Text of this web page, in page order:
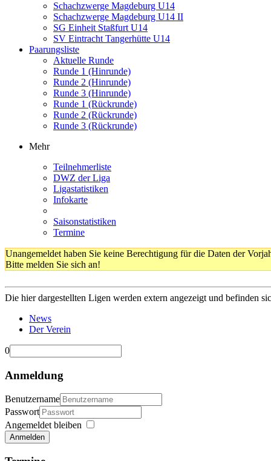
Schachzwerge Magdeburg U14
Schachzwerge Magdeburg U14 II
SG Einheit Staßfurt U14
SV Eintracht Tangerhütte U14
Paarungsliste
Aktuelle Runde
Runde 1 (Hinrunde)
Runde 2 (Hinrunde)
Runde 3 (Hinrunde)
Runde 1 (Rückrunde)
Runde 2 (Rückrunde)
Runde 3 (Rückrunde)
Mehr
Teilnehmerliste
DWZ der Liga
Ligastatistiken
Infokarte
Saisonstatistiken
Termine
Unangemeldet haben Sie keine Berechtigung für die Daten der
Bitte melden Sie sich an!
Die hier dargestellten Ligen werden extern angezeigt und befinden
News
Der Verein
0
Anmeldung
Benutzername
Passwort
Angemeldet bleiben
Anmelden